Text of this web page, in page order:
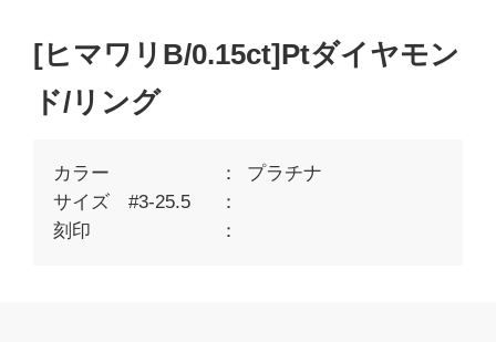
[ヒマワリB/0.15ct]Ptダイヤモン
ド/リング
カラー
プラチナ
サイズ #3-25.5
刻印